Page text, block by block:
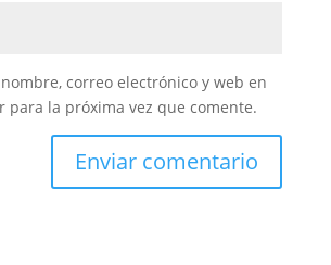
correo electrónico y web en
para la próxima vez que comente.